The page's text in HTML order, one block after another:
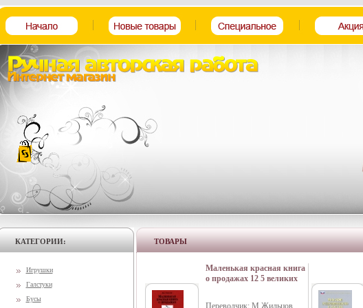
КАТЕГОРИИ:
Игрушки
Галстуки
Бусы
ТОВАРЫ
Маленькая красная книга
о продажах 12 5 великих
Переводчик: М Жильцов